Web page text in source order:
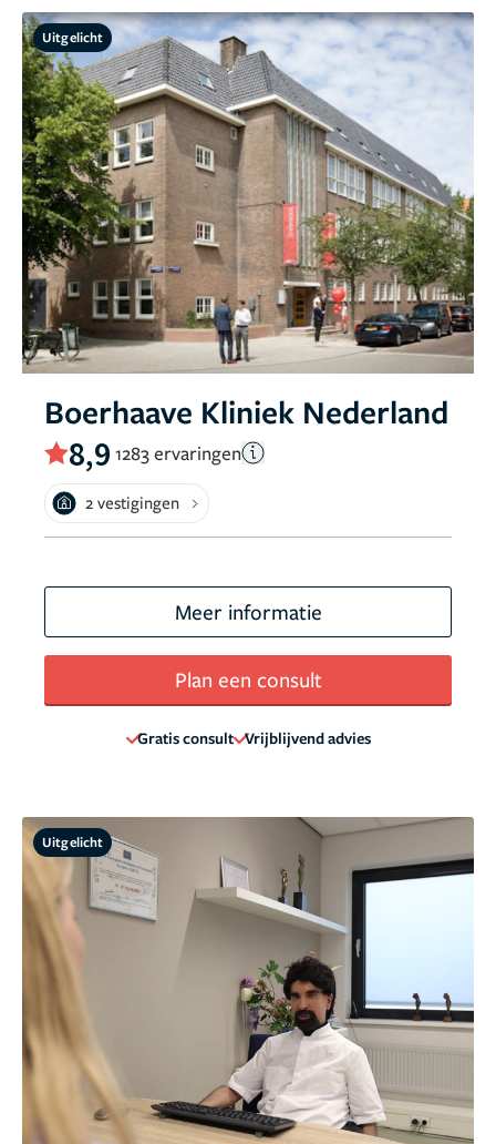
Uitgelicht
Boerhaave Kliniek Nederland
8,9 1283 ervaringen
2 vestigingen
Meer informatie
Plan een consult
Gratis consult Vrijblijvend advies
Uitgelicht